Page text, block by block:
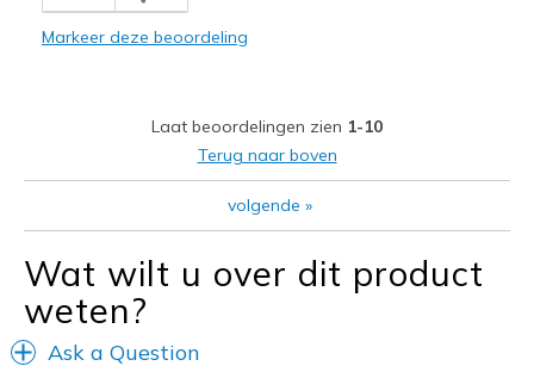
Beste toepassingen
Casual Wear
Feels true to width
Sizing
Feels true to size
I'm Into Shoes
Markeer deze beoordeling
Laat beoordelingen zien 1-10
Terug naar boven
volgende »
Wat wilt u over dit product
weten?
Ask a Question